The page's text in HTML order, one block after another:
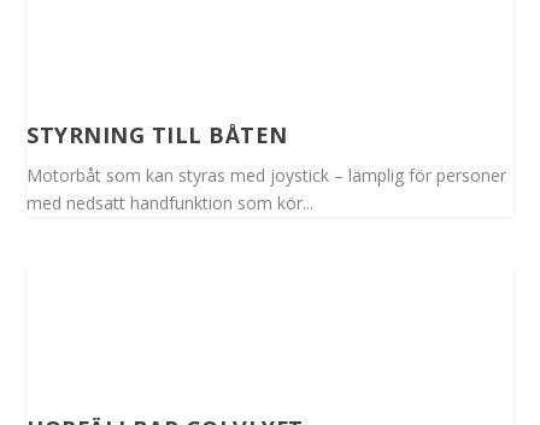
STYRNING TILL BÅTEN
Motorbåt som kan styras med joystick – lämplig för personer
med nedsatt handfunktion som kör...